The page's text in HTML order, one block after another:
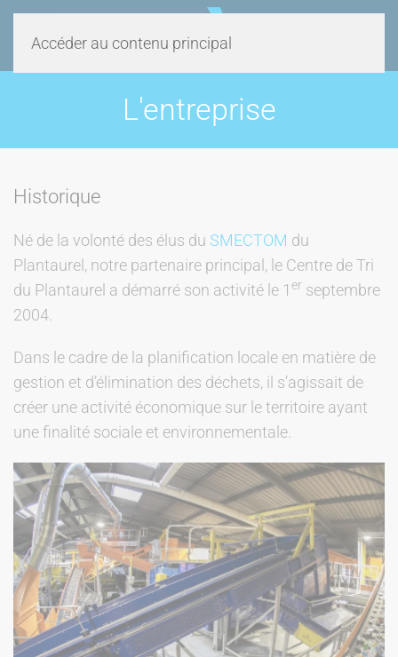
Accéder au contenu principal
L'entreprise
Historique
Né de la volonté des élus du SMECTOM du
Plantaurel, notre partenaire principal, le Centre de Tri
du Plantaurel a démarré son activité le 1 er septembre
2004.
Dans le cadre de la planification locale en matière de
gestion et d’élimination des déchets, il s’agissait de
créer une activité économique sur le territoire ayant
une finalité sociale et environnementale.
Panneau de gestion des cookies